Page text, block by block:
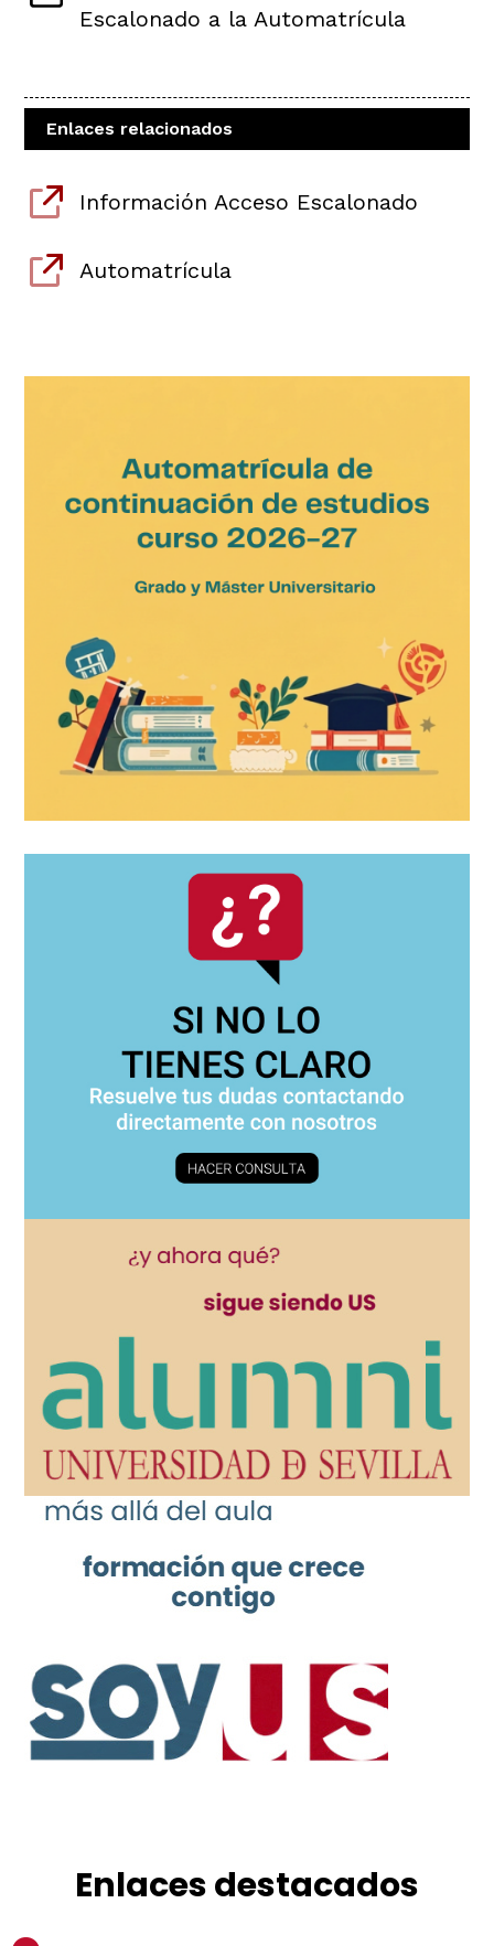
Escalonado a la Automatrícula
Enlaces relacionados
Información Acceso Escalonado
Automatrícula
Enlaces destacados